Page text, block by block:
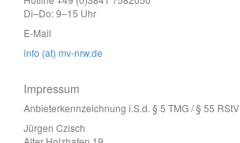
Di–Do: 9–15 Uhr
E-Mail
info (at) mv-nrw.de
Impressum
Anbieterkennzeichnung i.S.d. § 5 TMG / § 55 RStV
Jürgen Czisch